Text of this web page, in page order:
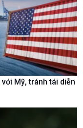
Mỹ, tránh tái diễn